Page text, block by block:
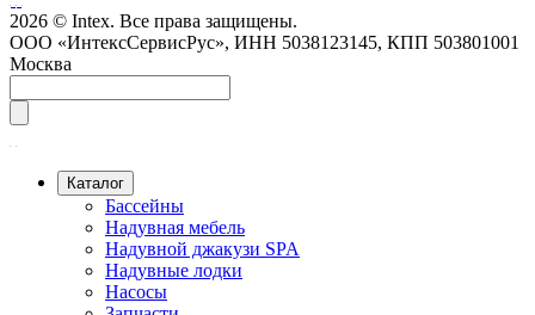
2026 © Intex. Все права защищены.
ООО «ИнтексСервисРус», ИНН 5038123145, КПП 503801001
Москва
Каталог
Бассейны
Надувная мебель
Надувной джакузи SPA
Надувные лодки
Насосы